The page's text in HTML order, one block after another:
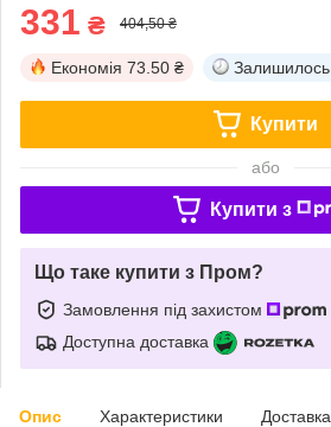
331 ₴ 404,50 ₴
Економія 73.50 ₴ Залишилось
Купити
або
Купити з
Що таке купити з Пром?
Замовлення під захистом
Доступна доставка
Опис Характеристики Доставка